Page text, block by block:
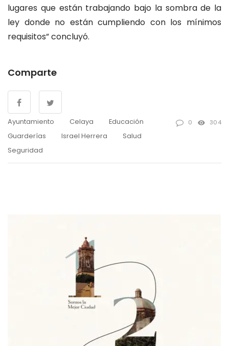
lugares que están trabajando bajo la sombra de la
ley donde no están cumpliendo con los mínimos
requisitos” concluyó.
Comparte
Ayuntamiento Celaya
Educación
Guarderías
Israel Herrera
Salud
Seguridad
0 304